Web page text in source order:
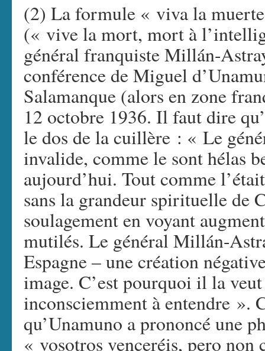
(2) La formule « viva la
(« vive la mort, mort à
général franquiste Millán-
conférence de Miguel
Salamanque (alors en zone
12 octobre 1936. Il faut dire
le dos de la cuillère : « Le
invalide, comme le sont hélas
aujourd’hui. Tout comme
sans la grandeur spirituelle de
soulagement en voyant
mutilés. Le général Millán-
Espagne – une création
image. C’est pourquoi il la
inconsciemment à entendre ».
qu’Unamuno a prononcé une
« vosotros venceréis, pero